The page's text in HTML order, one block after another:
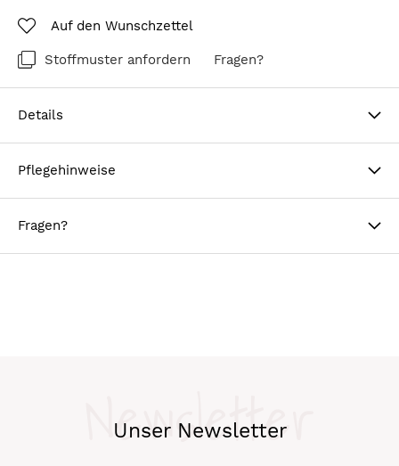
Auf den Wunschzettel
Stoffmuster anfordern Fragen?
Details
Pflegehinweise
Fragen?
Unser Newsletter
Newsletter